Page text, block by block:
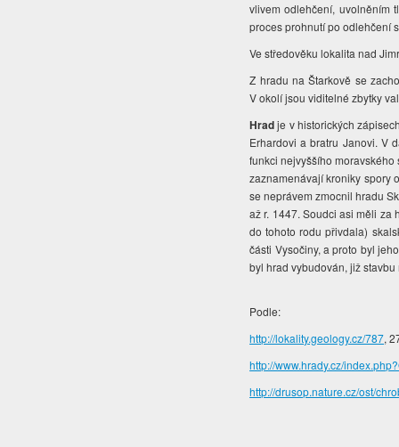
vlivem odlehčení, uvolněním
proces prohnutí po odlehčení
Ve středověku lokalita nad
Z hradu na Štarkově se
V okolí jsou viditelné zbytky
Hradje v historických
Erhardovi a bratru Janovi. V
funkci nejvyššího
zaznamenávají kroniky spory
se neprávem zmocnil hradu
až r. 1447. Soudci asi měli za
do tohoto rodu přivdala)
části Vysočiny, a proto byl
byl hrad vybudován, již
Podle:
http://lokality.geology.cz/787,
http://www.hrady.cz/
http://drusop.nature.cz/ost/